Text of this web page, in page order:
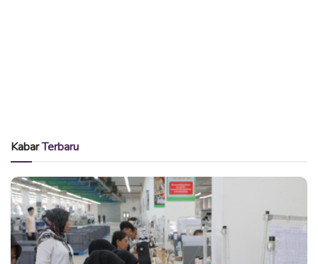
KabarTerbaru